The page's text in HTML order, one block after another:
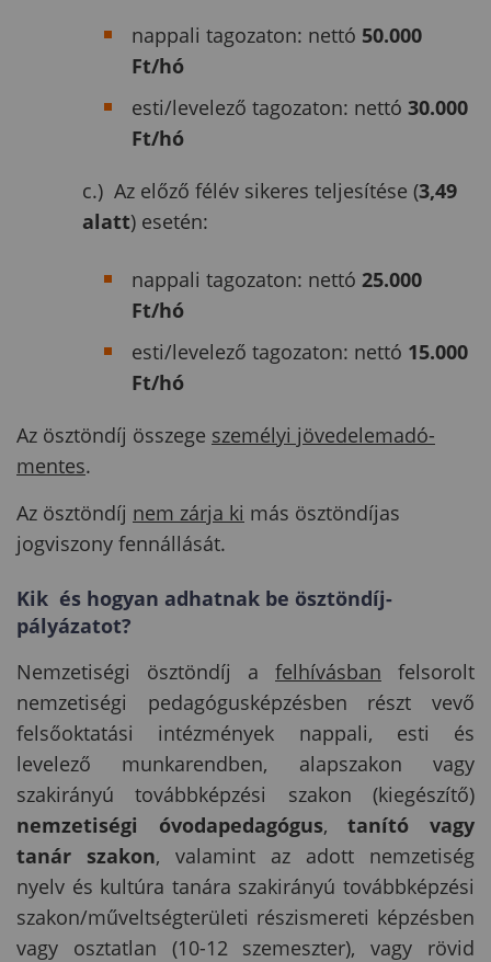
nappali tagozaton: nettó 50.000
Ft/hó
esti/levelező tagozaton: nettó 30.000
Ft/hó
c.) Az előző félév sikeres teljesítése (3,49
alatt) esetén:
nappali tagozaton: nettó 25.000
Ft/hó
esti/levelező tagozaton: nettó 15.000
Ft/hó
Az ösztöndíj összege személyi jövedelemadó-
mentes.
Az ösztöndíj nem zárja ki más ösztöndíjas
jogviszony fennállását.
Kik és hogyan adhatnak be ösztöndíj-
pályázatot?
Nemzetiségi ösztöndíj a felhívásban felsorolt
nemzetiségi pedagógusképzésben részt vevő
felsőoktatási intézmények nappali, esti és
levelező munkarendben, alapszakon vagy
szakirányú továbbképzési szakon (kiegészítő)
nemzetiségi óvodapedagógus,tanító vagy
tanár szakon, valamint az adott nemzetiség
nyelv és kultúra tanára szakirányú továbbképzési
szakon/műveltségterületi részismereti képzésben
vagy osztatlan (10-12 szemeszter), vagy rövid